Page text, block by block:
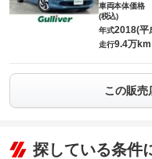
車両本体価格
(税込)
年式2018(平
走行9.4万km
この販売
探している条件